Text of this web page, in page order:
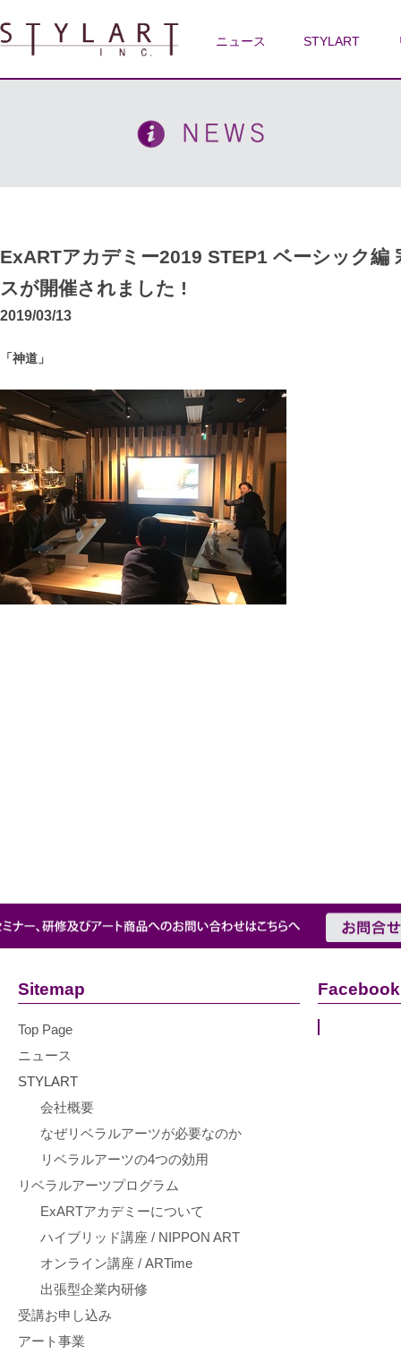
ニュース STYLART
ExARTアカデミー2019 STEP1 ベーシック編
スが開催されました !
2019/03/13
「神道」
Sitemap
Top Page
ニュース
STYLART
会社概要
なぜリベラルアーツが必要なのか
リベラルアーツの4つの効用
リベラルアーツプログラム
ExARTアカデミーについて
ハイブリッド講座 / NIPPON ART
オンライン講座 / ARTime
出張型企業内研修
受講お申し込み
アート事業